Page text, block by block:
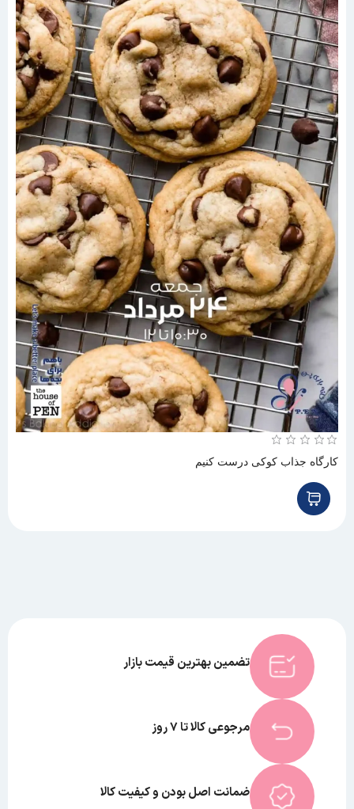
کارگاه جذاب کوکی درست کنیم
تضمین بهترین قیمت بازار
مرجوعی کالا تا 7 روز
ضمانت اصل بودن و کیفیت کالا